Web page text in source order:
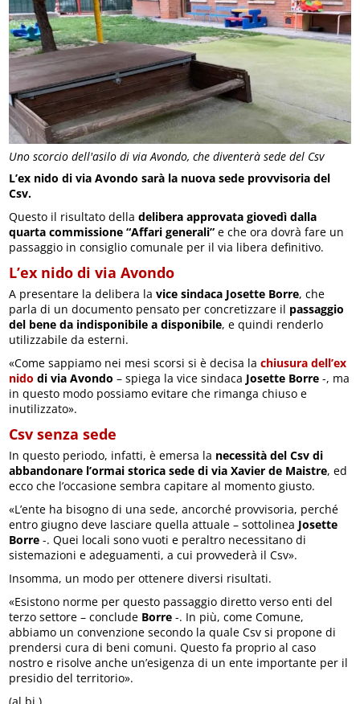
Uno scorcio dell'asilo di via Avondo, che diventerà sede del Csv
L’ex nido di via Avondo sarà la nuova sede provvisoria del
Csv.
Questo il risultato delladelibera approvata giovedì dalla
quarta commissione “Affari generali” e che ora dovrà fare un
passaggio in consiglio comunale per il via libera definitivo.
L’ex nido di via Avondo
A presentare la delibera lavice sindaca Josette Borre, che
parla di un documento pensato per concretizzare il passaggio
del bene da indisponibile a disponibile, e quindi renderlo
utilizzabile da esterni.
«Come sappiamo nei mesi scorsi si è decisa lachiusura dell’ex
nido di via Avondo – spiega la vice sindaca Josette Borre -, ma
in questo modo possiamo evitare che rimanga chiuso e
inutilizzato».
Csv senza sede
In questo periodo, infatti, è emersa la necessità del Csv di
abbandonare l’ormai storica sede di via Xavier de Maistre, ed
ecco che l’occasione sembra capitare al momento giusto.
«L’ente ha bisogno di una sede, ancorché provvisoria, perché
entro giugno deve lasciare quella attuale – sottolinea Josette
Borre -. Quei locali sono vuoti e peraltro necessitano di
sistemazioni e adeguamenti, a cui provvederà il Csv».
Insomma, un modo per ottenere diversi risultati.
«Esistono norme per questo passaggio diretto verso enti del
terzo settore – conclude Borre -. In più, come Comune,
abbiamo un convenzione secondo la quale Csv si propone di
prendersi cura di beni comuni. Questo fa proprio al caso
nostro e risolve anche un’esigenza di un ente importante per il
presidio del territorio».